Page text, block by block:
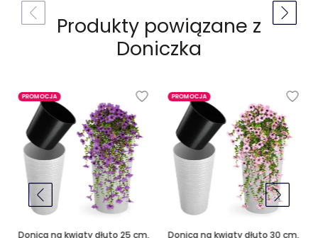
Produkty powiązane z
Doniczka
PROMOCJA
Donica na kwiaty dłuto 25 cm,
PROMOCJA
Donica na kwiaty dłuto 30 cm,